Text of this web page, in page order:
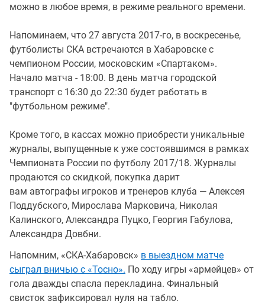
можно в любое время, в режиме реального времени.
Напоминаем, что 27 августа 2017-го, в воскресенье,
футболисты СКА встречаются в Хабаровске с
чемпионом России, московским «Спартаком».
Начало матча - 18:00. В день матча городской
транспорт с 16:30 до 22:30 будет работать в
"футбольном режиме".
Кроме того, в кассах можно приобрести уникальные
журналы, выпущенные к уже состоявшимся в рамках
Чемпионата России по футболу 2017/18. Журналы
продаются со скидкой, покупка дарит
вам автографы игроков и тренеров клуба — Алексея
Поддубского, Мирослава Марковича, Николая
Калинского, Александра Пуцко, Георгия Габулова,
Александра Довбни.
Напомним, «СКА-Хабаровск» в выездном матче
сыграл вничью с «Тосно». По ходу игры «армейцев» от
гола дважды спасла перекладина. Финальный
свисток зафиксировал нуля на табло.